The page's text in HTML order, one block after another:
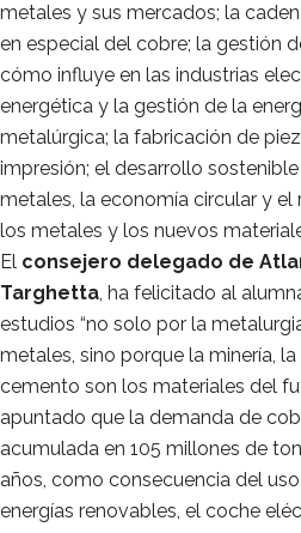
metales y sus mercados; la
en especial del cobre; la gestión
cómo influye en las industrias
energética y la gestión de la
metalúrgica; la fabricación de
impresión; el desarrollo
metales, la economía circular y
los metales y los nuevos
El consejero delegado de
Targhetta, ha felicitado al
estudios “no solo por la
metales, sino porque la minería,
cemento son los materiales del
apuntado que la demanda de
acumulada en 105 millones de
años, como consecuencia del
energías renovables, el coche